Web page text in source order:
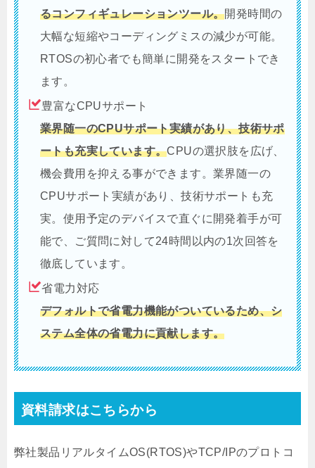
るコンフィギュレーションツール。開発時間の
大幅な短縮やコーディングミスの減少が可能。
RTOSの初心者でも簡単に開発をスタートでき
ます。
豊富なCPUサポート
業界随一のCPUサポート実績があり、技術サポ
ートも充実しています。CPUの選択肢を広げ、
機会費用を抑える事ができます。業界随一の
CPUサポート実績があり、技術サポートも充
実。使用予定のデバイスで直ぐに開発着手が可
能で、ご質問に対して24時間以内の1次回答を
徹底しています。
省電力対応
デフォルトで省電力機能がついているため、シ
ステム全体の省電力に貢献します。
資料請求はこちらから
弊社製品リアルタイムOS(RTOS)やTCP/IPのプロトコ